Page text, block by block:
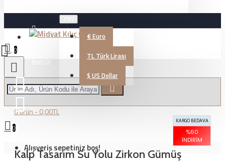
Üye Girişi €Euro
TL Türk Lirası
$ US Dollar
0
0 ürün - 0,00TL
0
Alışveriş sepetiniz boş!
KARGO BEDAVA
%60
İNDIRIM
Kalp Tasarım Su Yolu Zirkon Gümüş